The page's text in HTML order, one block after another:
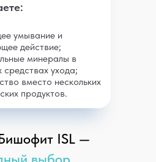
умывание и
действие;
минералы в
средствах ухода;
вместо нескольких
продуктов.
ISL —